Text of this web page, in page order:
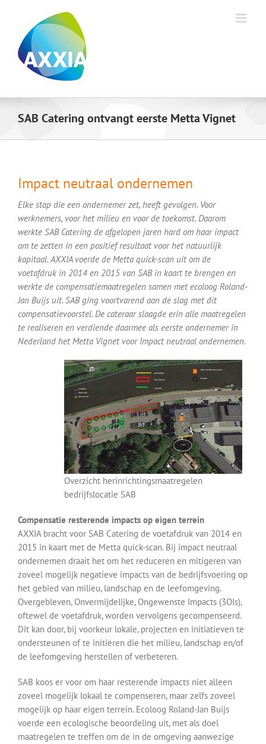
inhoud
SAB Catering ontvangt eerste Metta Vignet
Impact neutraal ondernemen
Elke stap die een ondernemer zet, heeft gevolgen. Voor
werknemers, voor het milieu en voor de toekomst. Daarom
werkte SAB Catering de afgelopen jaren hard om haar impact
om te zetten in een positief resultaat voor het natuurlijk
kapitaal. AXXIA voerde de Metta quick-scan uit om de
voetafdruk in 2014 en 2015 van SAB in kaart te brengen en
werkte de compensatiemaatregelen samen met ecoloog Roland-
Jan Buijs uit. SAB ging voortvarend aan de slag met dit
compensatievoorstel. De cateraar slaagde erin alle maatregelen
te realiseren en verdiende daarmee als eerste ondernemer in
Nederland het Metta Vignet voor Impact neutraal ondernemen.
Overzicht herinrichtingsmaatregelen
bedrijfslocatie SAB
Compensatie resterende impacts op eigen terrein
AXXIA bracht voor SAB Catering de voetafdruk van 2014 en
2015 in kaart met de Metta quick-scan. Bij impact neutraal
ondernemen draait het om het reduceren en mitigeren van
zoveel mogelijk negatieve impacts van de bedrijfsvoering op
het gebied van milieu, landschap en de leefomgeving.
Overgebleven, Onvermijdelijke, Ongewenste Impacts (3OIs),
oftewel de voetafdruk, worden vervolgens gecompenseerd.
Dit kan door, bij voorkeur lokale, projecten en initiatieven te
ondersteunen of te initiëren die het milieu, landschap en/of
de leefomgeving herstellen of verbeteren.
SAB koos er voor om haar resterende impacts niet alleen
zoveel mogelijk lokaal te compenseren, maar zelfs zoveel
mogelijk op haar eigen terrein. Ecoloog Roland-Jan Buijs
voerde een ecologische beoordeling uit, met als doel
maatregelen te treffen om de in de omgeving aanwezige